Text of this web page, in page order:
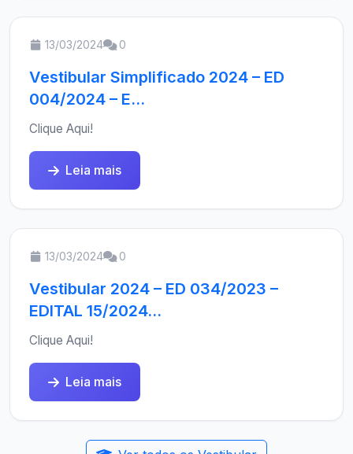
13/03/2024 0
Vestibular Simplificado 2024 – ED
004/2024 – E...
Clique Aqui!
Leia mais
13/03/2024 0
Vestibular 2024 – ED 034/2023 –
EDITAL 15/2024...
Clique Aqui!
Leia mais